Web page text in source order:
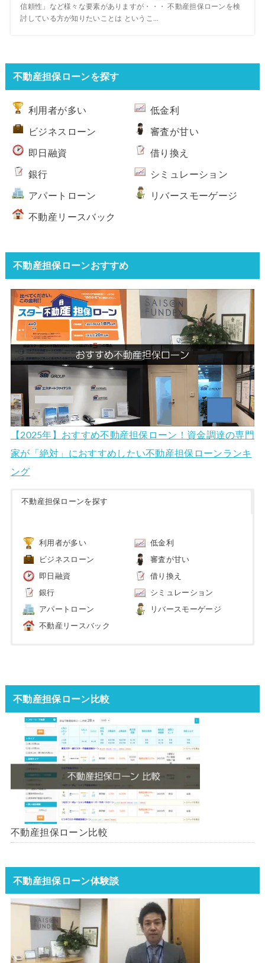
信頼性」など様々な要素がありますが・・・ 不動産担保ローンを検
討している方が知りたいことは というこ...
不動産担保ローンを探す
利用者が多い 低金利
ビジネスローン 審査が甘い
即日融資 借り換え
銀行 シミュレーション
アパートローン リバースモーゲージ
不動産リースバック
不動産担保ローンおすすめ
【2025年】おすすめ不動産担保ローン！資金調達の専門
家が「絶対」におすすめしたい不動産担保ローンランキ
ング
不動産担保ローンを探す
利用者が多い 低金利
ビジネスローン 審査が甘い
即日融資 借り換え
銀行 シミュレーション
アパートローン リバースモーゲージ
不動産リースバック
不動産担保ローン比較
不動産担保ローン比較
不動産担保ローン体験談